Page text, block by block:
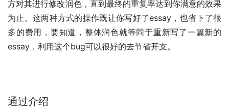
方对其进行修改润色，直到最终的重复率达到你满意的效果
为止。这两种方式的操作既让你写好了essay，也省下了很
多的费用，要知道，整体润色就等同于重新写了一篇新的
essay，利用这个bug可以很好的去节省开支。
通过介绍